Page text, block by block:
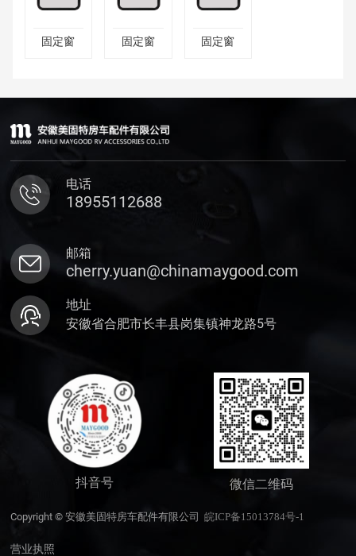
固定窗 固定窗 固定窗
电话
18955112688
邮箱
cherry.yuan@chinamaygood.com
地址
安徽省合肥市长丰县岗集镇神龙路5号
抖音号 微信二维码
Copyright © 安徽美固特房车配件有限公司皖ICP备15013784号-1
营业执照